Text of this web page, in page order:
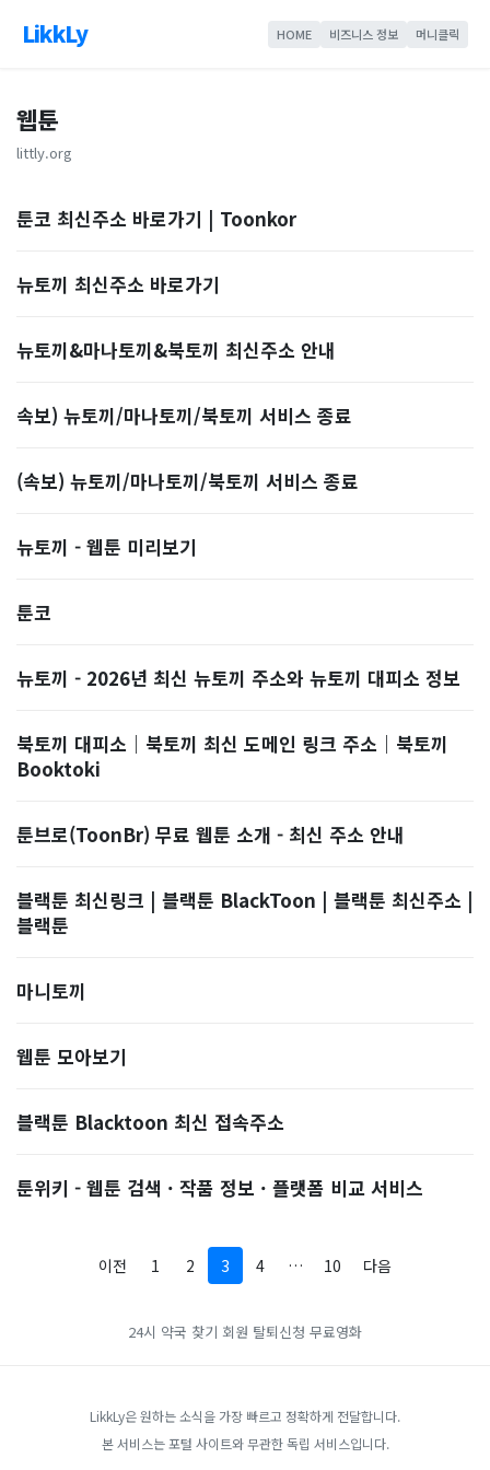
LikkLy HOME 비즈니스 정보 머니클릭
웹툰
littly.org
툰코 최신주소 바로가기 | Toonkor
뉴토끼 최신주소 바로가기
뉴토끼&마나토끼&북토끼 최신주소 안내
속보) 뉴토끼/마나토끼/북토끼 서비스 종료
(속보) 뉴토끼/마나토끼/북토끼 서비스 종료
뉴토끼 - 웹툰 미리보기
툰코
뉴토끼 - 2026년 최신 뉴토끼 주소와 뉴토끼 대피소 정보
북토끼 대피소｜북토끼 최신 도메인 링크 주소｜북토끼
Booktoki
툰브로(ToonBr) 무료 웹툰 소개 - 최신 주소 안내
블랙툰 최신링크 | 블랙툰 BlackToon | 블랙툰 최신주소 |
블랙툰
마니토끼
웹툰 모아보기
블랙툰 Blacktoon 최신 접속주소
툰위키 - 웹툰 검색 · 작품 정보 · 플랫폼 비교 서비스
이전 1 2 3 4 … 10 다음
24시 약국 찾기 회원 탈퇴신청 무료영화
LikkLy은 원하는 소식을 가장 빠르고 정확하게 전달합니다.
본 서비스는 포털 사이트와 무관한 독립 서비스입니다.